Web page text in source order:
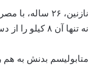
نه تنها آن ۸ کیلو را از دست داد، بلکه ۲ کیلو هم کمتر از وزن اولیه اش شد.
متابولیسم بدنش به هم